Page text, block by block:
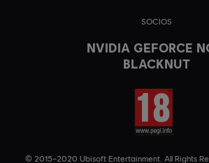
SOCIOS
NVIDIA GEFORCE
BLACKNUT
© 2015–2020 Ubisoft Entertainment. All Rights